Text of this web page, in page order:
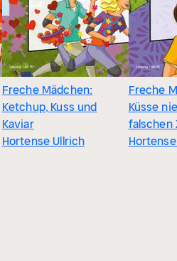
Freche Mädchen:
Ketchup, Kuss und
Kaviar
Hortense Ullrich
Freche
Küsse
falschen